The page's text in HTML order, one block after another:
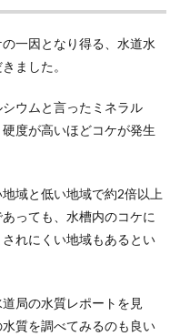
一因となり得る、水道水
ました。
ウムと言ったミネラル
度が高いほどコケが発生
域と低い地域で約2倍以上
っても、水槽内のコケに
れにくい地域もあるとい
局の水質レポートを見
質を調べてみるのも良い